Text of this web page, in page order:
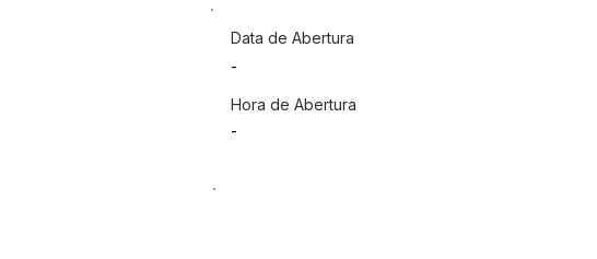
Data de Abertura
-
Hora de Abertura
-